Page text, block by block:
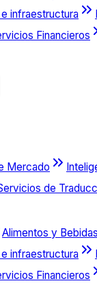
infraestructura
Financieros
Mercado
de
Alimentos y Bebidas
infraestructura
Financieros